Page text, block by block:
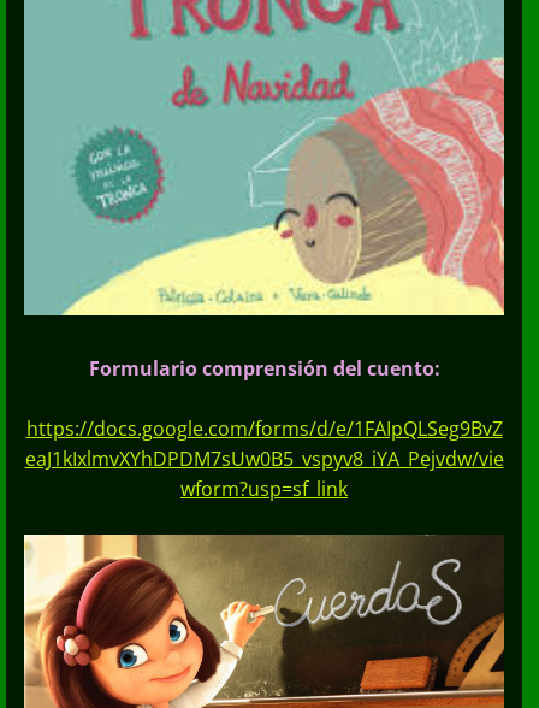
Formulario comprensión del cuento:
https://docs.google.com/forms/d/e/1FAIpQLSeg9BvZ
eaJ1kIxlmvXYhDPDM7sUw0B5_vspyv8_iYA_Pejvdw/vie
wform?usp=sf_link